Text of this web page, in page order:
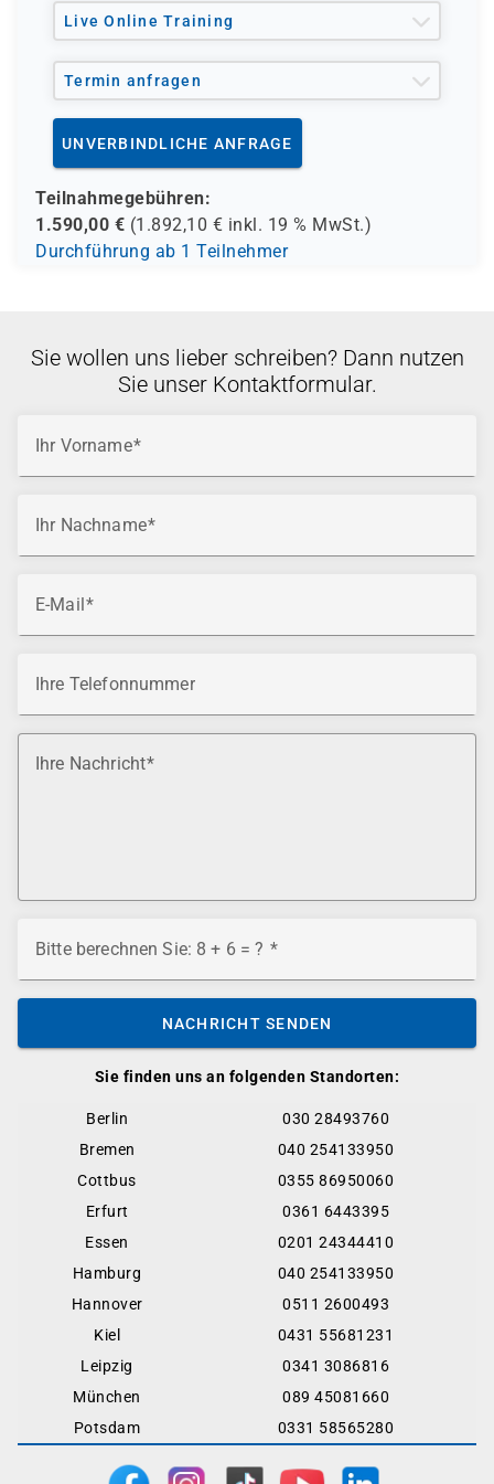
und andere Träger möglich
Live Online Training
Termin anfragen
UNVERBINDLICHE ANFRAGE
Teilnahmegebühren:
1.590,00 € (1.892,10 € inkl. 19 % MwSt.)
Durchführung ab 1 Teilnehmer
Sie finden uns an folgenden Standorten:
Berlin
030 28493760
Bremen
040 254133950
Cottbus
0355 86950060
Erfurt
0361 6443395
Essen
0201 24344410
Hamburg
040 254133950
Hannover
0511 2600493
Kiel
0431 55681231
Leipzig
0341 3086816
München
089 45081660
Potsdam
0331 58565280
Sie wollen uns lieber schreiben? Dann nutzen
Sie unser Kontaktformular.
Ihr Vorname
Ihr Nachname
E-Mail
Ihre Telefonnummer
Ihre Nachricht
Bitte berechnen Sie: 8 + 6 = ?
NACHRICHT SENDEN